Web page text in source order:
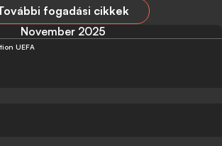
fogadási cikkek
November 2025
UEFA